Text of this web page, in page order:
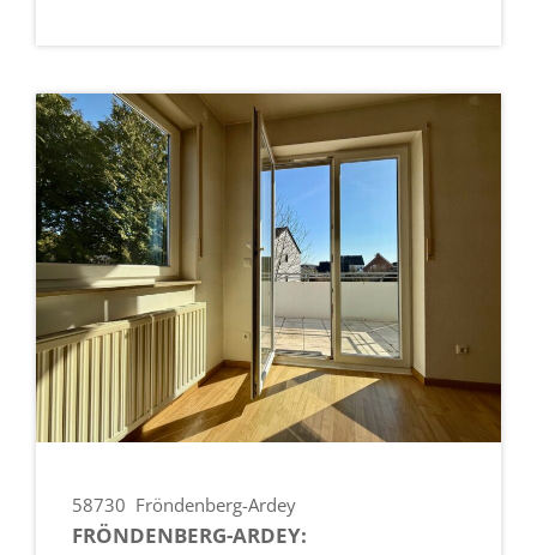
58730 Fröndenberg-Ardey
FRÖNDENBERG-ARDEY: